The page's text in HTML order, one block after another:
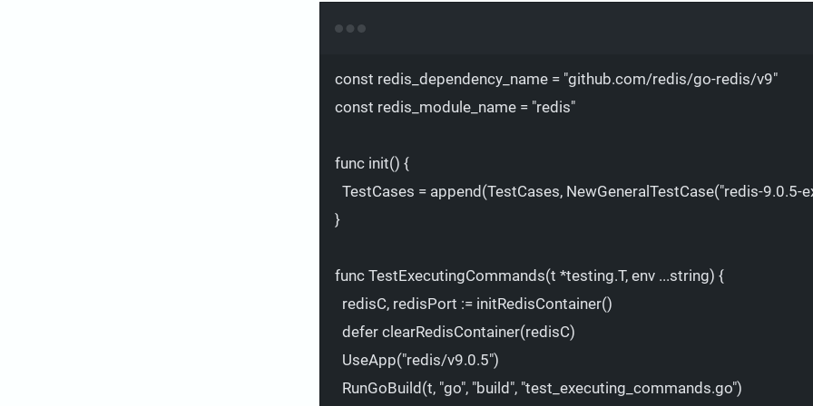
const redis_dependency_name = "github.com/redis/go-redis/v9"
const redis_module_name = "redis"
func init() {
TestCases = append (TestCases, NewGeneralTestCase("redis-9.0.5-
}
func TestExecutingCommands(t *testing.T, env ...string) {
redisC, redisPort := initRedisContainer()
defer clearRedisContainer(redisC)
UseApp("redis/v9.0.5")
RunGoBuild(t, "go", "build", "test_executing_commands.go")